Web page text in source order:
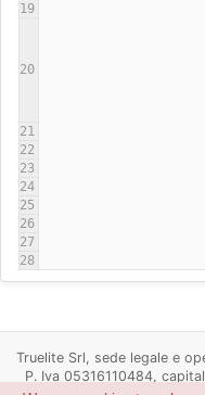
19
20
21
22
23
24
25
26
27
28
Truelite Srl, sede legale e
P. Iva 05316110484,